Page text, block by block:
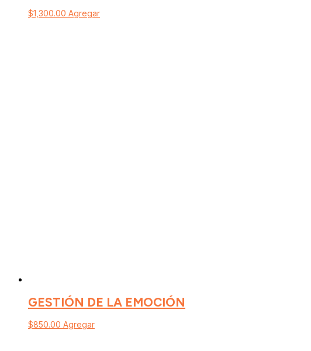
$1,300.00 Agregar
GESTIÓN DE LA EMOCIÓN
$850.00 Agregar